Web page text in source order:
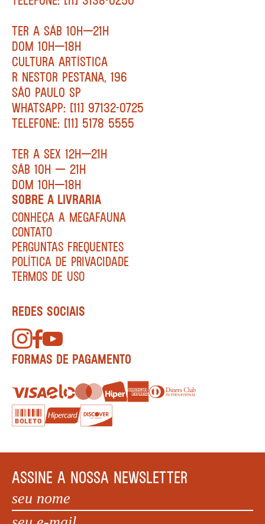
TER A SÁB 10H—21H
DOM 10H—18H
CULTURA ARTÍSTICA
R NESTOR PESTANA, 196
SÃO PAULO SP
WHATSAPP: [11] 97132-0725
TELEFONE: [11] 5178 5555
TER A SEX 12H—21H
SÁB 10H — 21H
DOM 10H—18H
SOBRE A LIVRARIA
CONHEÇA A MEGAFAUNA
CONTATO
PERGUNTAS FREQUENTES
POLÍTICA DE PRIVACIDADE
TERMOS DE USO
REDES SOCIAIS
FORMAS DE PAGAMENTO
ASSINE A NOSSA NEWSLETTER